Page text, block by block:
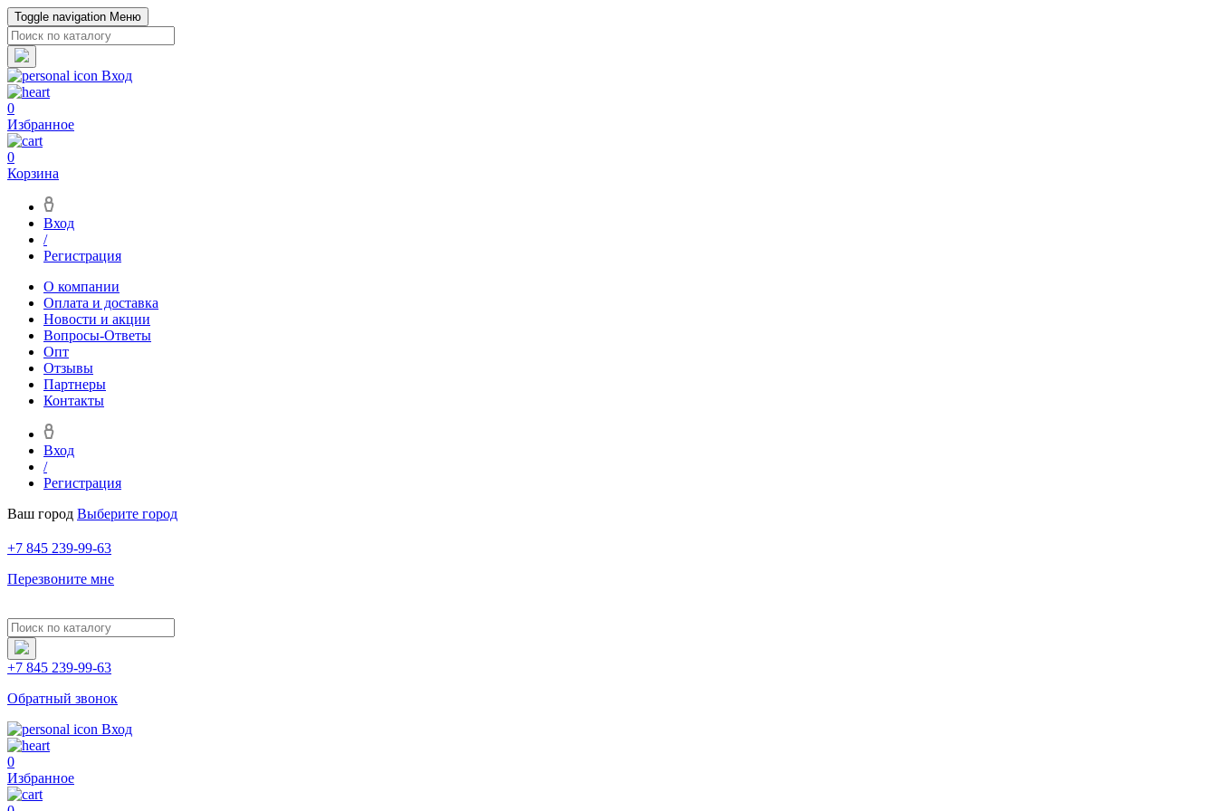
Toggle navigation Меню
Вход
0
Избранное
0
Корзина
Вход
/
Регистрация
О компании
Оплата и доставка
Новости и акции
Вопросы-Ответы
Опт
Отзывы
Партнеры
Контакты
Вход
/
Регистрация
Ваш город Выберите город
+7 845 239-99-63
Перезвоните мне
+7 845 239-99-63
Обратный звонок
Вход
0
Избранное